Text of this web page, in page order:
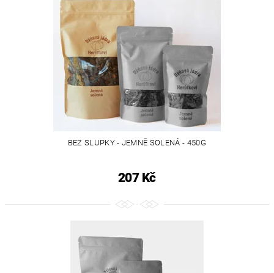
BEZ SLUPKY - JEMNĚ SOLENÁ - 450G
207 Kč